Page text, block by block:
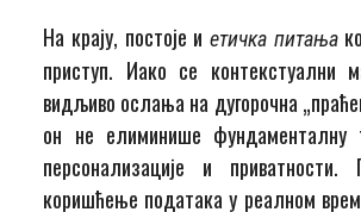
На крају, постоје и етичка питања
приступ. Иако се контекстуални
видљиво ослања на дугорочна
он не елиминише фундаменталну
персонализације и
коришћење података у реалном